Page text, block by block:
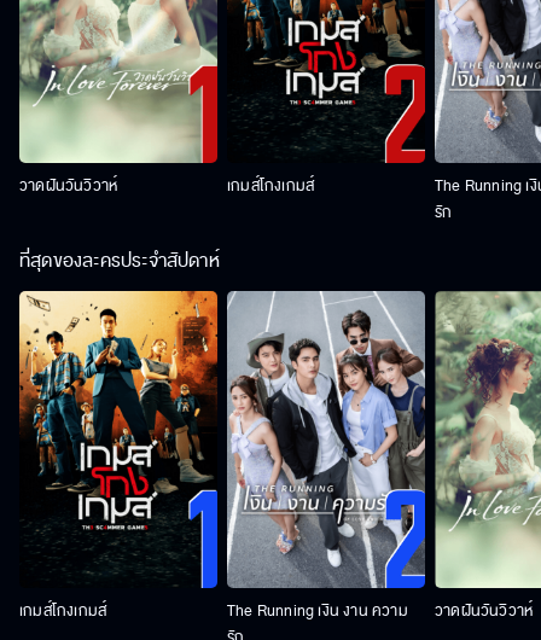
วาดฝันวันวิวาห์ เกมส์โกงเกมส์
The Running เ
รัก
ที่สุดของละครประจำสัปดาห์
เกมส์โกงเกมส์
The Running เงิน งาน ความ
วาดฝันวันวิวาห์